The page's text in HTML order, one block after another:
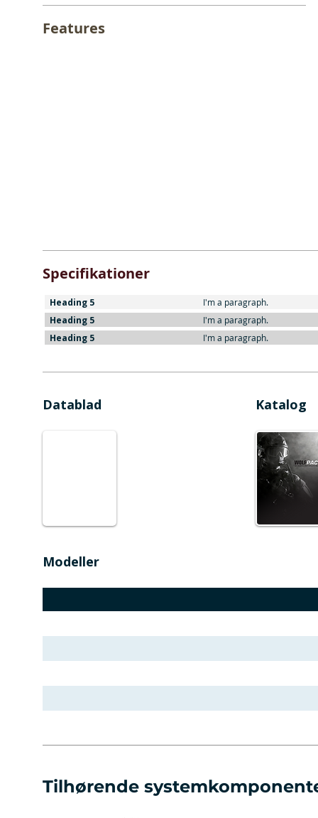
Features
Specifikationer
Heading 5 I'm a paragraph.
Heading 5 I'm a paragraph.
Heading 5 I'm a paragraph.
Datablad Katalog
Modeller
Tilhørende